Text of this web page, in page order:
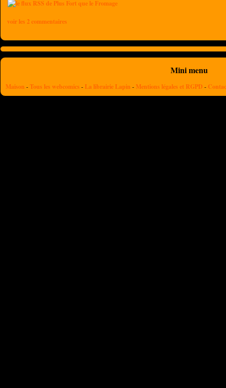
voir les 2 commentaires
Mini menu
Maison -Tous les webcomics - La librairie Lapin - Mentions légales et RGPD -